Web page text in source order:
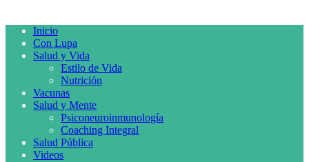
Inicio
Con Lupa
Salud y Vida
Estilo de Vida
Nutrición
Vacunas
Salud y Mente
Psiconeuroinmunología
Coaching Integral
Salud Pública
Videos